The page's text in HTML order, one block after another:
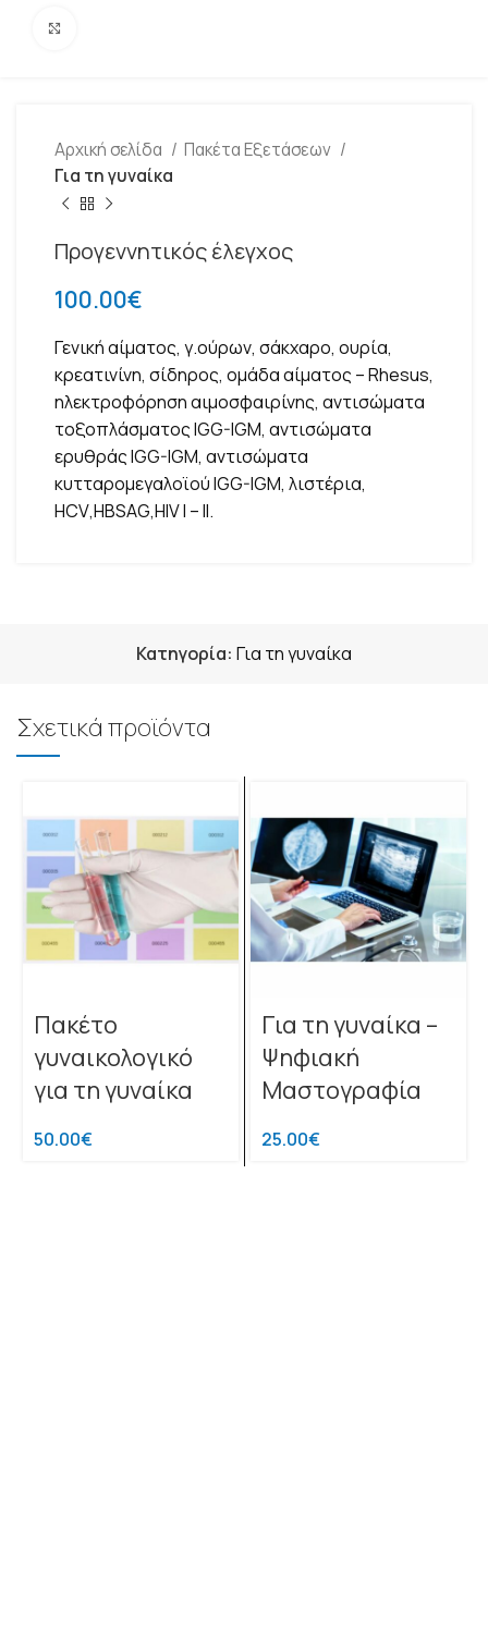
Αρχική σελίδα
Πακέτα Εξετάσεων
Για τη γυναίκα
Προγεννητικός έλεγχος
100.00€
Γενική αίματος, γ.ούρων, σάκχαρο, ουρία,
κρεατινίνη, σίδηρος, ομάδα αίματος – Rhesus,
ηλεκτροφόρησηαιμοσφαιρίνης, αντισώματα
τοξοπλάσματοςIGG-IGM, αντισώματα
ερυθράςIGG-IGM, αντισώματα
κυτταρομεγαλοϊούIGG-IGM, λιστέρια,
HCV,HBSAG,HIVI –II.
Κατηγορία: Για τη γυναίκα
Σχετικά προϊόντα
Πακέτο
γυναικολογικό
για τη γυναίκα
50.00€
Για τη γυναίκα –
Ψηφιακή
Μαστογραφία
25.00€